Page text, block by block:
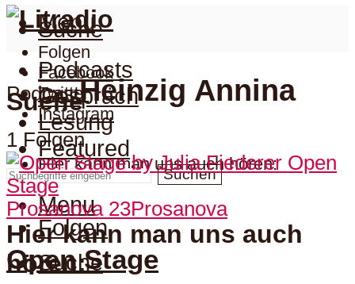
Folgen
Facebook
Twitter
Instagram
Hier kann man uns auch hören:
Hier kann man uns auch
hören:
Menu
Suche
Suche
Suchen
Folgen
Podcasts
Gespräch
Lesung
Featured
Menu
Suche
PodcastHeinzig Annina
1 Folgen
Prosanova 23Prosanova
Open Stage